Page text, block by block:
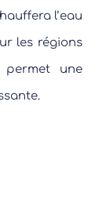
l’eau
les régions
permet une